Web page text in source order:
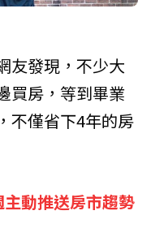
友發現，不少大
買房，等到畢業
不僅省下4年的房
動推送房市趨勢